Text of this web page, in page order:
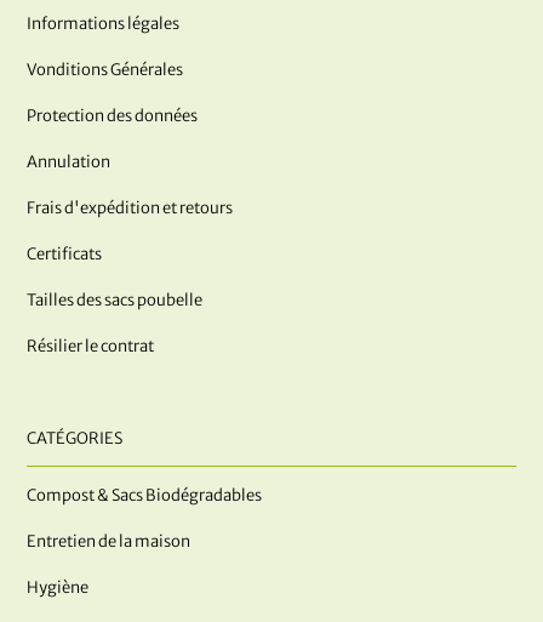
Informations légales
Vonditions Générales
Protection des données
Annulation
Frais d'expédition et retours
Certificats
Tailles des sacs poubelle
Résilier le contrat
CATÉGORIES
Compost & Sacs Biodégradables
Entretien de la maison
Hygiène